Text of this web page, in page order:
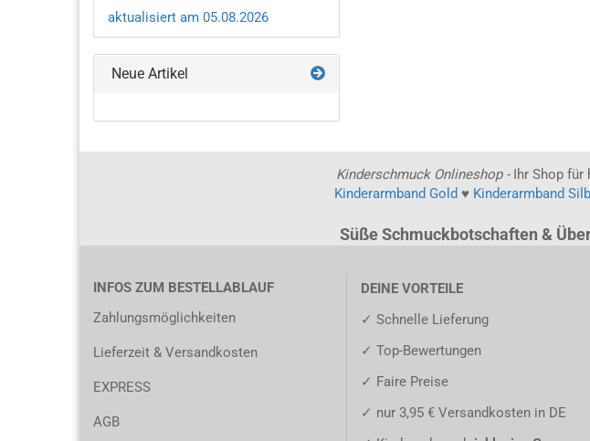
aktualisiert am 05.08.2026
Neue Artikel
Kinderschmuck Onlineshop - Ihr Shop für
Kinderarmband Gold ♥ Kinderarmband
Süße Schmuckbotschaften &
INFOS ZUM BESTELLABLAUF
Zahlungsmöglichkeiten
Lieferzeit & Versandkosten
EXPRESS
AGB
DEINE VORTEILE
✓ Schnelle Lieferung
✓ Top-Bewertungen
✓ Faire Preise
✓ nur 3,95 € Versandkosten in DE